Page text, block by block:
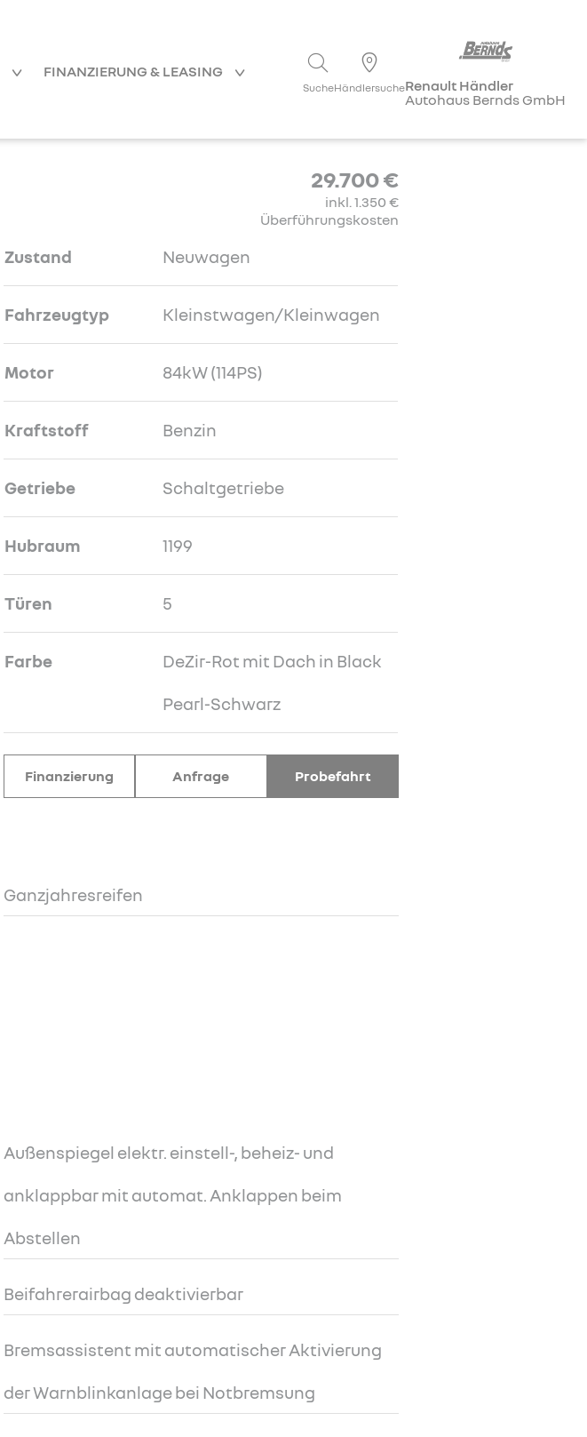
FINANZIERUNG & LEASING
SucheHändlersucheRenault Händler
Autohaus Bernds GmbH
29.700 €
inkl. 1.350 €
Überführungskosten
Zustand Neuwagen
Fahrzeugtyp Kleinstwagen/Kleinwagen
Motor 84kW (114PS)
Kraftstoff Benzin
Getriebe Schaltgetriebe
Hubraum 1199
Türen 5
Farbe DeZir-Rot mit Dach in Black
Pearl-Schwarz
Finanzierung Anfrage Probefahrt
Ganzjahresreifen
Außenspiegel elektr. einstell-, beheiz- und
anklappbar mit automat. Anklappen beim
Abstellen
Beifahrerairbag deaktivierbar
Bremsassistent mit automatischer Aktivierung
der Warnblinkanlage bei Notbremsung